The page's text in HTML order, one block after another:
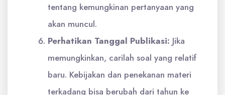
tentang kemungkinan pertanyaan yang
akan muncul.
Perhatikan Tanggal Publikasi: Jika
memungkinkan, carilah soal yang relatif
baru. Kebijakan dan penekanan materi
terkadang bisa berubah dari tahun ke